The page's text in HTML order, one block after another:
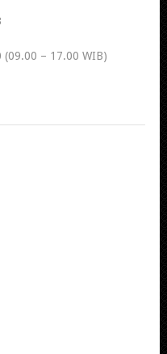
(09.00 – 17.00 WIB)